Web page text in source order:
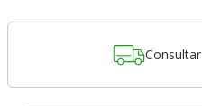
Consultar